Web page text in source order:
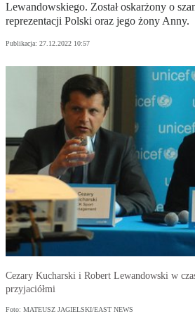
Lewandowskiego. Został oskarżony o
reprezentacji Polski oraz jego żony Anny.
Publikacja: 27.12.2022 10:57
Cezary Kucharski i Robert Lewandowski w
przyjaciółmi
Foto: MATEUSZ JAGIELSKI/EAST NEWS